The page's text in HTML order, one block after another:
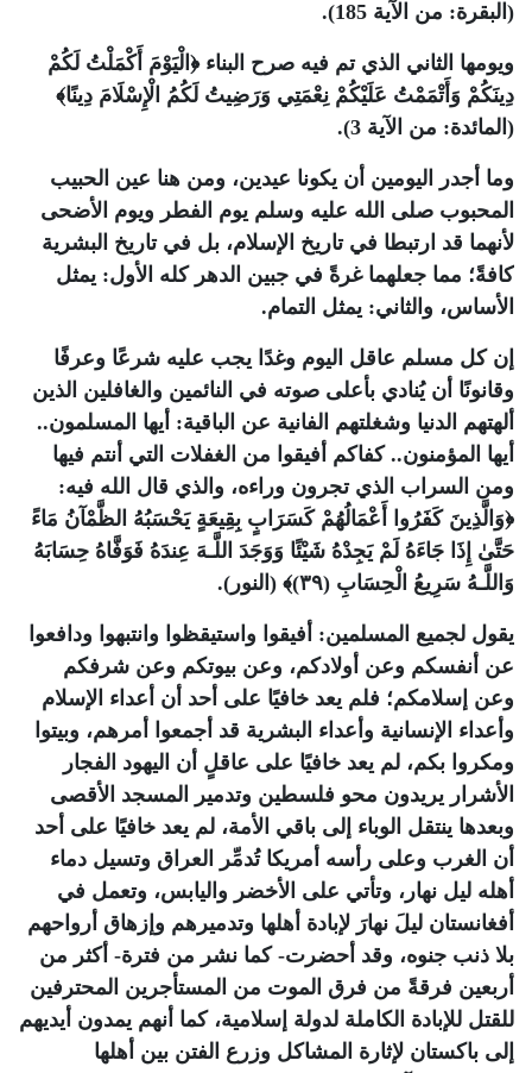
(البقرة: من الآية 185)
.
ويومها الثاني الذي تم فيه صرح البناء ﴿الْيَوْمَ أَكْمَلْتُ لَكُمْ
دِينَكُمْ وَأَتْمَمْتُ عَلَيْكُمْ نِعْمَتِي وَرَضِيتُ لَكُمُ الْإِسْلَامَ دِينًا﴾
(المائدة: من الآية 3)
.
وما أجدر اليومين أن يكونا عيدين، ومن هنا عين الحبيب
المحبوب صلى الله عليه وسلم يوم الفطر ويوم الأضحى
لأنهما قد ارتبطا في تاريخ الإسلام، بل في تاريخ البشرية
كافةً؛ مما جعلهما غرةً في جبين الدهر كله الأول: يمثل
الأساس، والثاني: يمثل التمام.
إن كل مسلم عاقل اليوم وغدًا يجب عليه شرعًا وعرفًا
وقانونًا أن يُنادي بأعلى صوته في النائمين والغافلين الذين
ألهتهم الدنيا وشغلتهم الفانية عن الباقية: أيها المسلمون..
أيها المؤمنون.. كفاكم أفيقوا من الغفلات التي أنتم فيها
ومن السراب الذي تجرون وراءه، والذي قال الله فيه:
﴿وَالَّذِينَ كَفَرُوا أَعْمَالُهُمْ كَسَرَابٍ بِقِيعَةٍ يَحْسَبُهُ الظَّمْآنُ مَاءً
حَتَّىٰ إِذَا جَاءَهُ لَمْ يَجِدْهُ شَيْئًا وَوَجَدَ اللَّـهَ عِندَهُ فَوَفَّاهُ حِسَابَهُ
وَاللَّـهُ سَرِيعُ الْحِسَابِ (٣٩)﴾ (النور)
.
يقول لجميع المسلمين: أفيقوا واستيقظوا وانتبهوا ودافعوا
عن أنفسكم وعن أولادكم، وعن بيوتكم وعن شرفكم
وعن إسلامكم؛ فلم يعد خافيًا على أحد أن أعداء الإسلام
وأعداء الإنسانية وأعداء البشرية قد أجمعوا أمرهم، وبيتوا
ومكروا بكم، لم يعد خافيًا على عاقلٍ أن اليهود الفجار
الأشرار يريدون محو فلسطين وتدمير المسجد الأقصى
وبعدها ينتقل الوباء إلى باقي الأمة، لم يعد خافيًا على أحد
أن الغرب وعلى رأسه أمريكا تُدمِّر العراق وتسيل دماء
أهله ليل نهار، وتأتي على الأخضر واليابس، وتعمل في
أفغانستان ليلَ نهارَ لإبادة أهلها وتدميرهم وإزهاق أرواحهم
بلا ذنب جنوه، وقد أحضرت- كما نشر من فترة- أكثر من
أربعين فرقةً من فرق الموت من المستأجرين المحترفين
للقتل للإبادة الكاملة لدولة إسلامية، كما أنهم يمدون أيديهم
إلى باكستان لإثارة المشاكل وزرع الفتن بين أهلها